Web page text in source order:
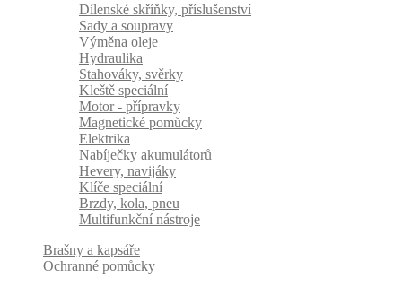
Dílenské skříňky, příslušenství
Sady a soupravy
Výměna oleje
Hydraulika
Stahováky, svěrky
Kleště speciální
Motor - přípravky
Magnetické pomůcky
Elektrika
Nabíječky akumulátorů
Hevery, navijáky
Klíče speciální
Brzdy, kola, pneu
Multifunkční nástroje
Brašny a kapsáře
Ochranné pomůcky